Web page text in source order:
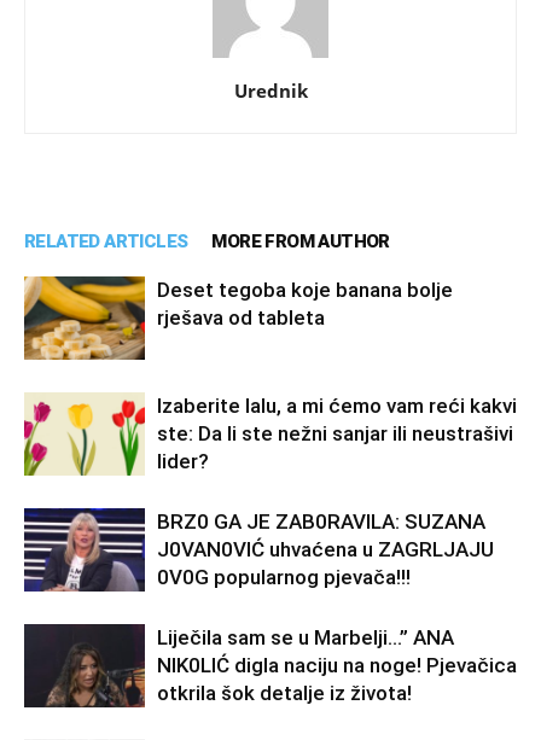
Urednik
RELATED ARTICLES MORE FROM AUTHOR
Deset tegoba koje banana bolje
rješava od tableta
Izaberite lalu, a mi ćemo vam reći kakvi
ste: Da li ste nežni sanjar ili neustrašivi
lider?
BRZ0 GA JE ZAB0RAVlLA: SUZANA
J0VAN0VIĆ uhvaćena u ZAGRLJAJU
0V0G popularnog pjevača!!!
Liječila sam se u Marbelji…” ANA
NlK0LlĆ digla naciju na noge! Pjevačica
otkrila šok detalje iz života!